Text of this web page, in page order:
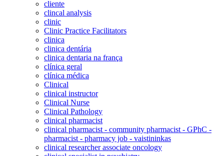
cliente
clincal analysis
clinic
Clinic Practice Facilitators
clinica
clinica dentária
clinica dentaria na frança
clínica geral
clínica médica
Clinical
clinical instructor
Clinical Nurse
Clinical Pathology
clinical pharmacist
clinical pharmacist - community pharmacist - GPhC -
pharmacist - pharmacy job - vaistininkas
clinical researcher associate oncology